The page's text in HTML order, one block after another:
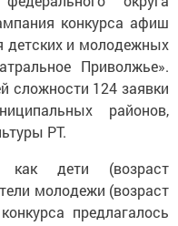
детских и молодежных
Приволжье».
сложности 124 заявки
районов,
РТ.
молодежи (возраст
предлагалось
«Театрального